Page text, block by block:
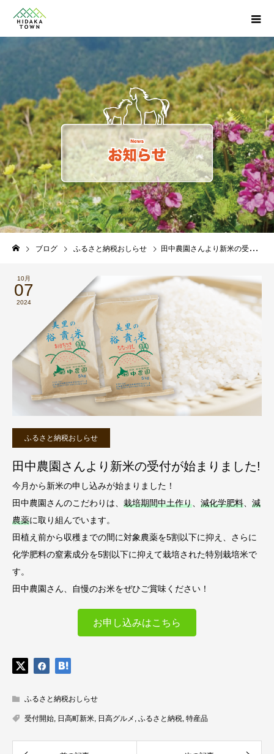
ブログ ふるさと納税おしらせ 田中農園さんより新米の受付が始まりました!
10月
07
2024
ふるさと納税おしらせ
田中農園さんより新米の受付が始まりました!
今月から新米の申し込みが始まりました！
田中農園さんのこだわりは、 栽培期間中土作り、 減化学肥料、 減
農薬に取り組んでいます。
田植え前から収穫までの間に対象農薬を5割以下に抑え、さらに
化学肥料の窒素成分を5割以下に抑えて栽培された特別栽培米で
す。
田中農園さん、自慢のお米をぜひご賞味ください！
お申し込みはこちら
ふるさと納税おしらせ
受付開始, 日高町新米, 日高グルメ , ふるさと納税, 特産品